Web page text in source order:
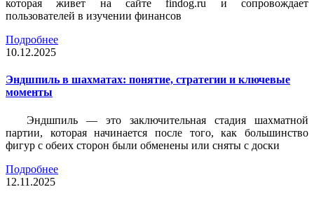
которая живет на сайте findog.ru и сопровождает
пользователей в изучении финансов
Подробнее
10.12.2025
Эндшпиль в шахматах: понятие, стратегии и ключевые
моменты
Эндшпиль — это заключительная стадия шахматной
партии, которая начинается после того, как большинство
фигур с обеих сторон были обменены или сняты с доски
Подробнее
12.11.2025